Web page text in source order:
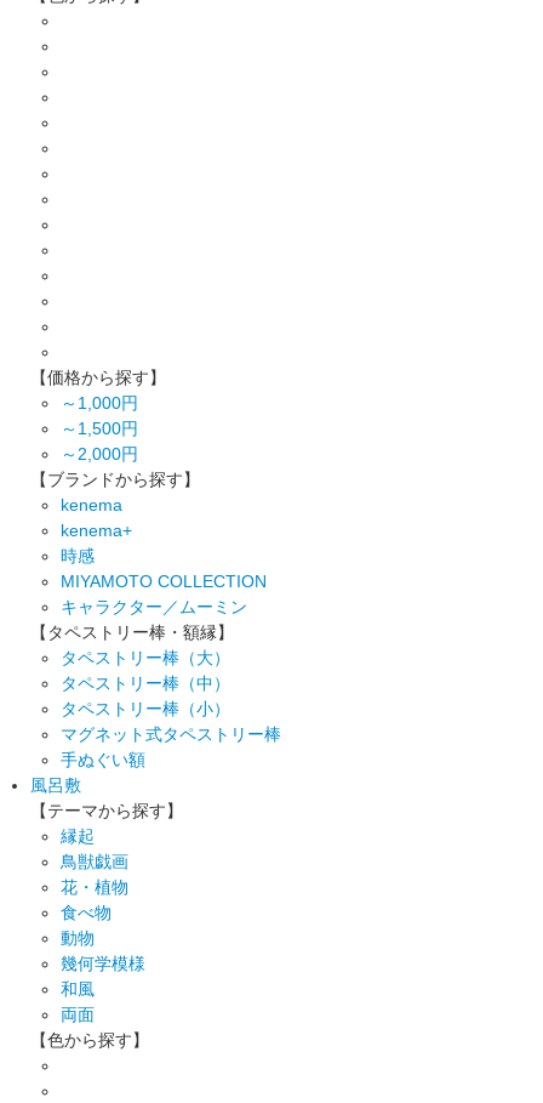
【価格から探す】
～1,000円
～1,500円
～2,000円
【ブランドから探す】
kenema
kenema+
時感
MIYAMOTO COLLECTION
キャラクター／ムーミン
【タペストリー棒・額縁】
タペストリー棒（大）
タペストリー棒（中）
タペストリー棒（小）
マグネット式タペストリー棒
手ぬぐい額
風呂敷
【テーマから探す】
縁起
鳥獣戯画
花・植物
食べ物
動物
幾何学模様
和風
両面
【色から探す】